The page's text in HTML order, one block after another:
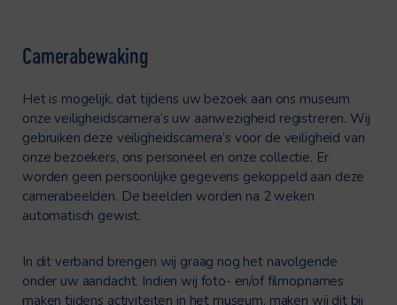
Camerabewaking
Het is mogelijk, dat tijdens uw bezoek aan ons museum
onze veiligheidscamera’s uw aanwezigheid registreren. Wij
gebruiken deze veiligheidscamera’s voor de veiligheid van
onze bezoekers, ons personeel en onze collectie. Er
worden geen persoonlijke gegevens gekoppeld aan deze
camerabeelden. De beelden worden na 2 weken
automatisch gewist.
In dit verband brengen wij graag nog het navolgende
onder uw aandacht. Indien wij foto- en/of filmopnames
maken tijdens activiteiten in het museum, maken wij dit bij